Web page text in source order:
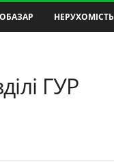
НЕРУХОМІСТЬ
ГУР